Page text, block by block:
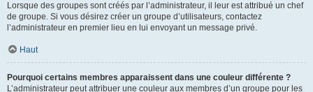
Lorsque des groupes sont créés par l’administrateur, il leur est attribué un chef
de groupe. Si vous désirez créer un groupe d’utilisateurs, contactez
l’administrateur en premier lieu en lui envoyant un message privé.
Haut
Pourquoi certains membres apparaissent dans une couleur différente ?
L’administrateur peut attribuer une couleur aux membres d’un groupe pour les